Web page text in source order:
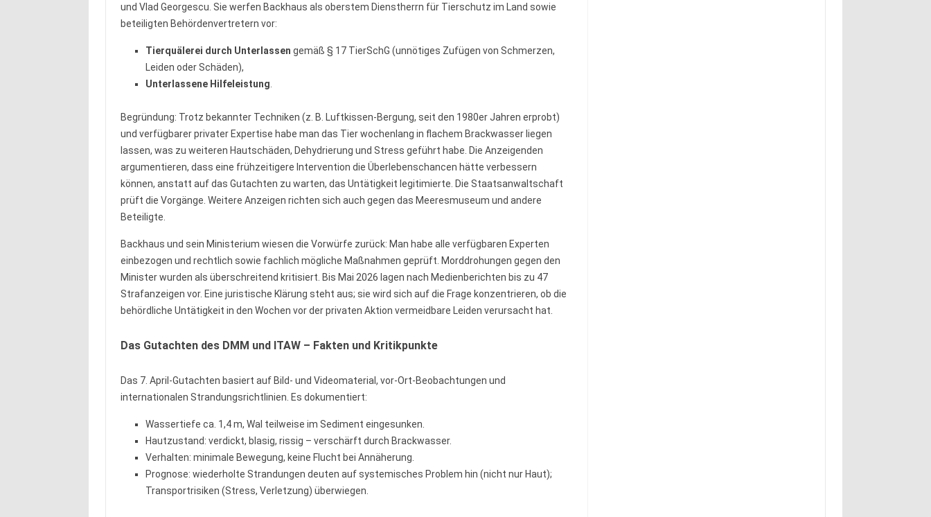
und Vlad Georgescu. Sie werfen Backhaus als oberstem Dienstherrn für Tierschutz im Land sowie
beteiligten Behördenvertretern vor:
Tierquälerei durch Unterlassen gemäß § 17 TierSchG (unnötiges Zufügen von Schmerzen,
Leiden oder Schäden),
Unterlassene Hilfeleistung
Begründung: Trotz bekannter Techniken (z. B. Luftkissen-Bergung, seit den 1980er Jahren erprobt)
und verfügbarer privater Expertise habe man das Tier wochenlang in flachem Brackwasser liegen
lassen, was zu weiteren Hautschäden, Dehydrierung und Stress geführt habe. Die Anzeigenden
argumentieren, dass eine frühzeitigere Intervention die Überlebenschancen hätte verbessern
können, anstatt auf das Gutachten zu warten, das Untätigkeit legitimierte. Die Staatsanwaltschaft
prüft die Vorgänge. Weitere Anzeigen richten sich auch gegen das Meeresmuseum und andere
Beteiligte.
Backhaus und sein Ministerium wiesen die Vorwürfe zurück: Man habe alle verfügbaren Experten
einbezogen und rechtlich sowie fachlich mögliche Maßnahmen geprüft. Morddrohungen gegen den
Minister wurden als überschreitend kritisiert. Bis Mai 2026 lagen nach Medienberichten bis zu 47
Strafanzeigen vor. Eine juristische Klärung steht aus; sie wird sich auf die Frage konzentrieren, ob die
behördliche Untätigkeit in den Wochen vor der privaten Aktion vermeidbare Leiden verursacht hat.
Das Gutachten des DMM und ITAW – Fakten und Kritikpunkte
Das 7. April-Gutachten basiert auf Bild- und Videomaterial, vor-Ort-Beobachtungen und
internationalen Strandungsrichtlinien. Es dokumentiert:
Wassertiefe ca. 1,4 m, Wal teilweise im Sediment eingesunken.
Hautzustand: verdickt, blasig, rissig – verschärft durch Brackwasser.
Verhalten: minimale Bewegung, keine Flucht bei Annäherung.
Prognose: wiederholte Strandungen deuten auf systemisches Problem hin (nicht nur Haut);
Transportrisiken (Stress, Verletzung) überwiegen.